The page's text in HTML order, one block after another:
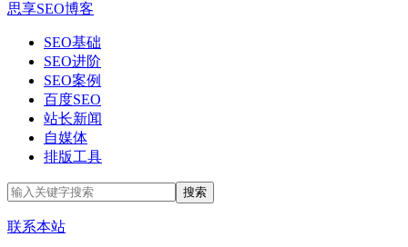
思享SEO博客
SEO基础
SEO进阶
SEO案例
百度SEO
站长新闻
自媒体
排版工具
联系本站